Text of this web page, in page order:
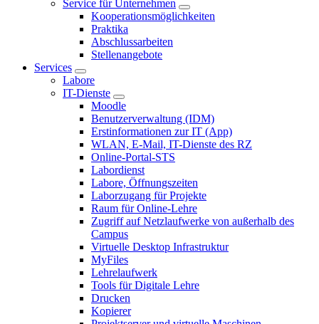
Service für Unternehmen
Kooperationsmöglichkeiten
Praktika
Abschlussarbeiten
Stellenangebote
Services
Labore
IT-Dienste
Moodle
Benutzerverwaltung (IDM)
Erstinformationen zur IT (App)
WLAN, E-Mail, IT-Dienste des RZ
Online-Portal-STS
Labordienst
Labore, Öffnungszeiten
Laborzugang für Projekte
Raum für Online-Lehre
Zugriff auf Netzlaufwerke von außerhalb des
Campus
Virtuelle Desktop Infrastruktur
MyFiles
Lehrelaufwerk
Tools für Digitale Lehre
Drucken
Kopierer